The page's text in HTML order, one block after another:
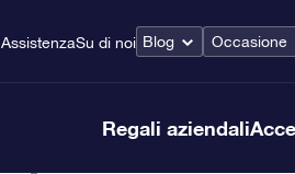
AssistenzaSu di noi Blog Occasione
Regali aziendali